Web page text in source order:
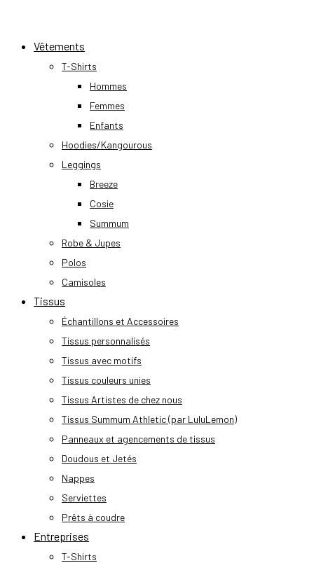
content
Vêtements
T-Shirts
Hommes
Femmes
Enfants
Hoodies/Kangourous
Leggings
Breeze
Cosie
Summum
Robe & Jupes
Polos
Camisoles
Tissus
Échantillons et Accessoires
Tissus personnalisés
Tissus avec motifs
Tissus couleurs unies
Tissus Artistes de chez nous
Tissus Summum Athletic (par LuluLemon)
Panneaux et agencements de tissus
Doudous et Jetés
Nappes
Serviettes
Prêts à coudre
Entreprises
T-Shirts